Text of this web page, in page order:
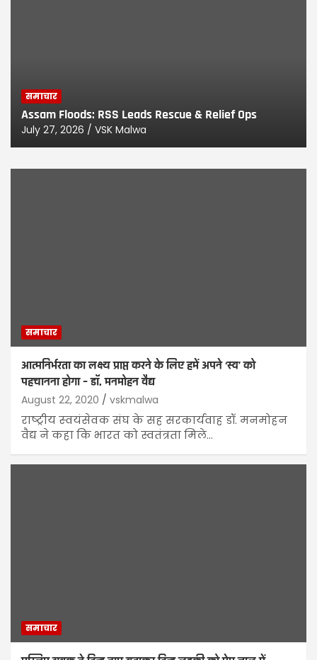
समाचार
Assam Floods: RSS Leads Rescue & Relief Ops
July 27, 2026 VSK Malwa
समाचार
आत्मनिर्भरता का लक्ष्य प्राप्त करने के लिए हमें अपने ‘स्व’ को
पहचानना होगा – डॉ. मनमोहन वैद्य
August 22, 2020 vskmalwa
राष्‍ट्रीय स्‍वयंसेवक संघ के सह सरकार्यवाह डॉ. मनमोहन
वैद्य ने कहा कि भारत को स्वतंत्रता मिले…
समाचार